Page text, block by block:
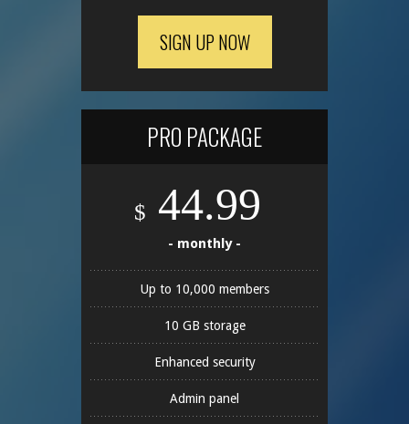
SIGN UP NOW
PRO PACKAGE
$ 44.99
- monthly -
Up to 10,000 members
10 GB storage
Enhanced security
Admin panel